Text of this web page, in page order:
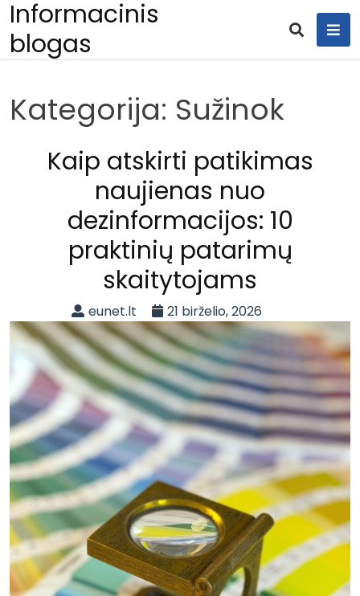
Skip
to
content
Informacinis
blogas
Kategorija: Sužinok
Kaip atskirti patikimas
naujienas nuo
dezinformacijos: 10
praktinių patarimų
skaitytojams
eunet.lt 21 birželio, 2026